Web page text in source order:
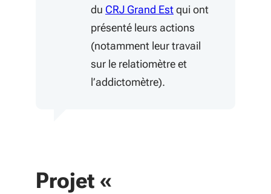
du CRJ Grand Est(S'ouvre dans une
qui ont
présenté leurs actions
(notamment leur travail
sur le relatiomètre et
l’addictomètre).
Projet «